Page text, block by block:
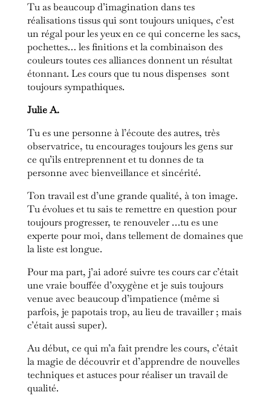
Tu as beaucoup d’imagination dans tes
réalisations tissus qui sont toujours uniques, c’est
un régal pour les yeux en ce qui concerne les sacs,
pochettes… les finitions et la combinaison des
couleurs toutes ces alliances donnent un résultat
étonnant. Les cours que tu nous dispenses sont
toujours sympathiques.
Julie A.
Tu es une personne à l’écoute des autres, très
observatrice, tu encourages toujours les gens sur
ce qu’ils entreprennent et tu donnes de ta
personne avec bienveillance et sincérité.
Ton travail est d’une grande qualité, à ton image.
Tu évolues et tu sais te remettre en question pour
toujours progresser, te renouveler …tu es une
experte pour moi, dans tellement de domaines que
la liste est longue.
Pour ma part, j’ai adoré suivre tes cours car c’était
une vraie bouffée d’oxygène et je suis toujours
venue avec beaucoup d’impatience (même si
parfois, je papotais trop, au lieu de travailler ; mais
c’était aussi super).
Au début, ce qui m’a fait prendre les cours, c’était
la magie de découvrir et d’apprendre de nouvelles
techniques et astuces pour réaliser un travail de
qualité.